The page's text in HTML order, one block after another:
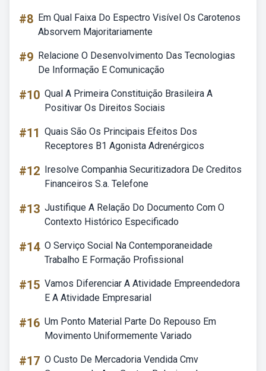
#8 Em Qual Faixa Do Espectro Visível Os Carotenos
Absorvem Majoritariamente
#9 Relacione O Desenvolvimento Das Tecnologias
De Informação E Comunicação
#10 Qual A Primeira Constituição Brasileira A
Positivar Os Direitos Sociais
#11 Quais São Os Principais Efeitos Dos
Receptores B1 Agonista Adrenérgicos
#12 Iresolve Companhia Securitizadora De Creditos
Financeiros S.a. Telefone
#13 Justifique A Relação Do Documento Com O
Contexto Histórico Especificado
#14 O Serviço Social Na Contemporaneidade
Trabalho E Formação Profissional
#15 Vamos Diferenciar A Atividade Empreendedora
E A Atividade Empresarial
#16 Um Ponto Material Parte Do Repouso Em
Movimento Uniformemente Variado
#17 O Custo De Mercadoria Vendida Cmv